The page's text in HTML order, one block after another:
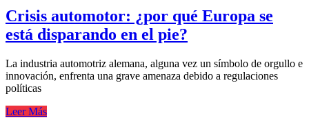
Crisis automotor: ¿por qué Europa se
está disparando en el pie?
La industria automotriz alemana, alguna vez un símbolo de orgullo e
innovación, enfrenta una grave amenaza debido a regulaciones
políticas
Leer Más